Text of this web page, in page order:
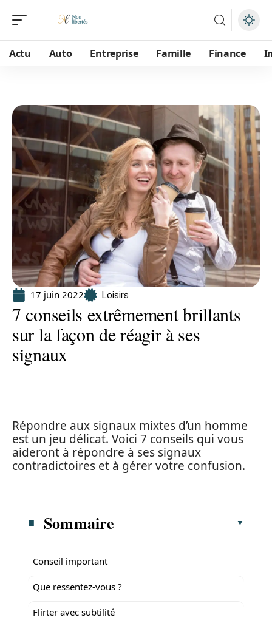
Actu Auto Entreprise Famille Finance
17 juin 2022 Loisirs
7 conseils extrêmement brillants
sur la façon de réagir à ses
signaux
Répondre aux signaux mixtes d’un homme
est un jeu délicat. Voici 7 conseils qui vous
aideront à répondre à ses signaux
contradictoires et à gérer votre confusion.
Sommaire
Conseil important
Que ressentez-vous ?
Flirter avec subtilité